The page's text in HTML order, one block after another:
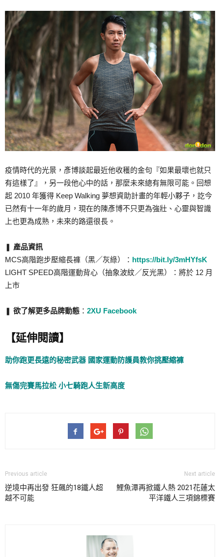
疫情時代的光景，彥博談起最近他收穫的金句『如果最壞也就只
有這樣了』，另一段他心中的話，那麼未來總有無限可能。回想
起 2010 年獲得 Keep Walking 夢想資助計畫的年輕小夥子，訖今
已然有十一年的歲月，現在的陳彥博不只更為強壯、心靈與智識
上也更為成熟，未來的路還很長。
❚ 產品資訊
MCS高階跑步壓縮長褲（黑／灰綠）： https://bit.ly/3mHYfsK
LIGHT SPEED高階運動背心（抽象波紋／反光黑）：將於 12 月
上市
❚ 欲了解更多品牌動態 ： 2XU Facebook
【延伸閱讀】
助你跑更長遠的秘密武器 國家運動防護員教你挑壓縮褲
無傷完賽馬拉松 小七騎跑人生新高度
Previous article
逆境中再出發 狂飆的18鐵人超
越不可能
Next article
鯉魚潭再掀鐵人熱 2021花蓮太
平洋鐵人三項錦標賽